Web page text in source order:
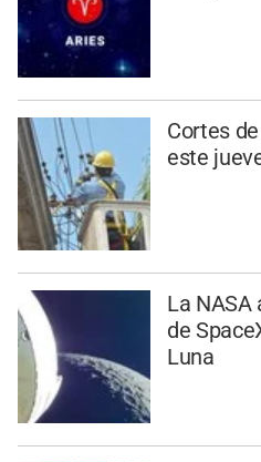
Cortes
este
La NASA
de
Luna